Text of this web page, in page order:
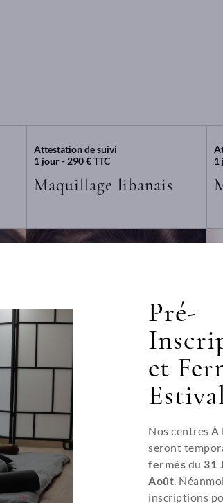
Attestation de suivi
1 jour - 290 € TTC
Maquillage libanais
1
Pré-
et
Nos centres À
seront
fermés du 31
Août .
inscriptions